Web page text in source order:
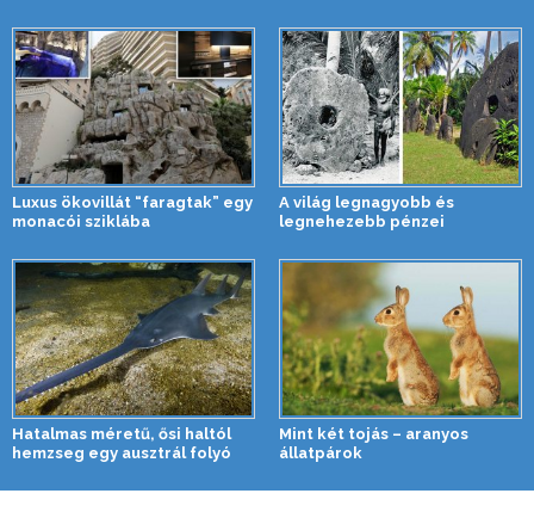
Luxus ökovillát “faragtak” egy
monacói sziklába
A világ legnagyobb és
legnehezebb pénzei
Hatalmas méretű, ősi haltól
hemzseg egy ausztrál folyó
Mint két tojás – aranyos
állatpárok